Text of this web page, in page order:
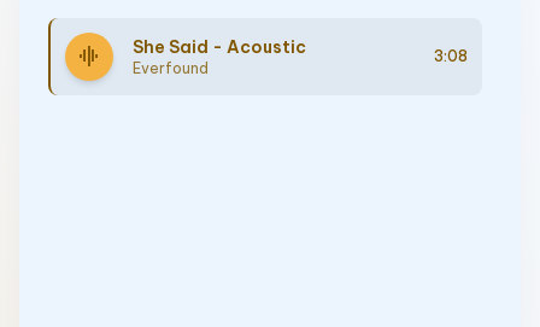
graphic_eq She Said - Acoustic
Everfound
3:08